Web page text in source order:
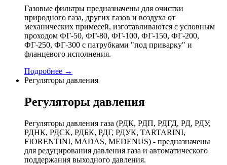
Газовые фильтры предназначены для очистки
природного газа, других газов и воздуха от
механических примесей, изготавливаются с условным
проходом ФГ-50, ФГ-80, ФГ-100, ФГ-150, ФГ-200,
ФГ-250, ФГ-300 с патрубками "под приварку" и
фланцевого исполнения.
Подробнее →
Регуляторы давления
Регуляторы давления
Регуляторы давления газа (РДК, РДП, РДГД, РД, РДУ,
РДНК, РДСК, РДБК, РДГ, РДУК, TARTARINI,
FIORENTINI, MADAS, MEDENUS) - предназначены
для редуцирования давления газа и автоматического
поддержания выходного давления.